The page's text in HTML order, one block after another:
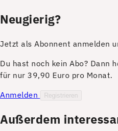
Neugierig?
Jetzt als Abonnent anmelden
Du hast noch kein Abo? Dann
für nur 39,90 Euro pro Monat.
Anmelden
Registrieren
Außerdem